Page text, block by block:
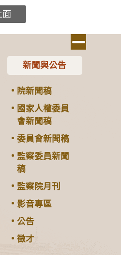
面
新聞與公告
院新聞稿
國家人權委員
會新聞稿
委員會新聞稿
監察委員新聞
稿
監察院月刊
影音專區
公告
徵才